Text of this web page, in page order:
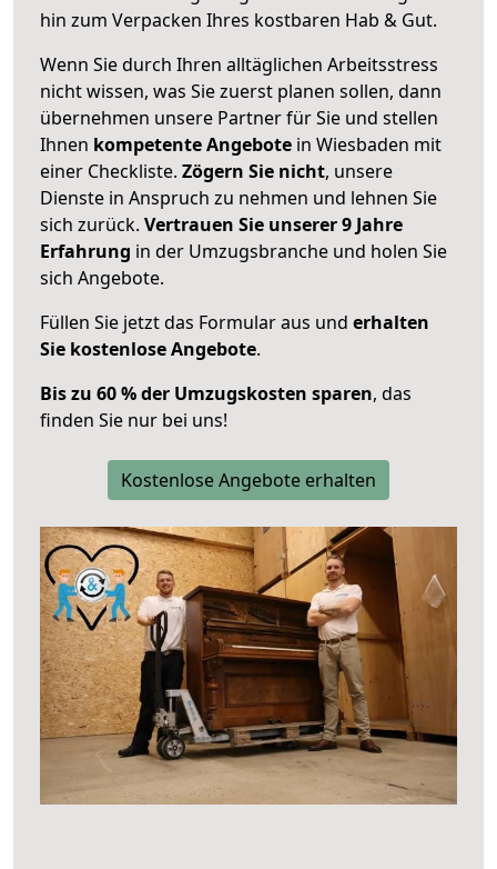
hin zum Verpacken Ihres kostbaren Hab & Gut.
Wenn Sie durch Ihren alltäglichen Arbeitsstress
nicht wissen, was Sie zuerst planen sollen, dann
übernehmen unsere Partner für Sie und stellen
Ihnen kompetente Angebote in Wiesbaden mit
einer Checkliste. Zögern Sie nicht, unsere
Dienste in Anspruch zu nehmen und lehnen Sie
sich zurück. Vertrauen Sie unserer 9 Jahre
Erfahrung in der Umzugsbranche und holen Sie
sich Angebote.
Füllen Sie jetzt das Formular aus und erhalten
Sie kostenlose Angebote.
Bis zu 60 % der Umzugskosten sparen, das
finden Sie nur bei uns!
Kostenlose Angebote erhalten